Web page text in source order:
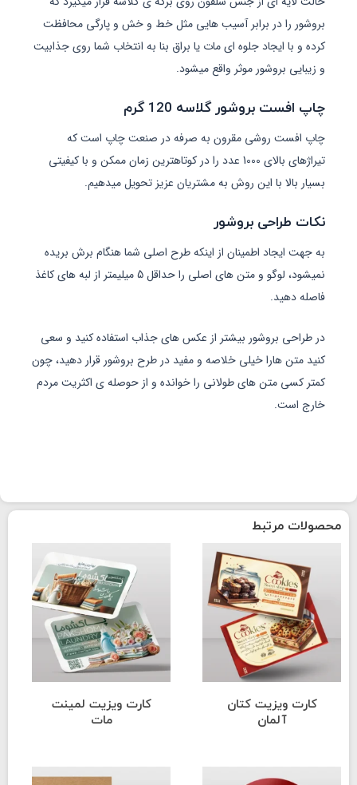
بروشور را در برابر آسیب هایی مثل خط و خش و پارگی محافظت
کرده و با ایجاد جلوه ای مات یا براق بنا به انتخاب شما روی جذابیت
و زیبایی بروشور موثر واقع میشود.
چاپ افست بروشور گلاسه 120 گرم
چاپ افست روشی مقرون به صرفه در صنعت چاپ است که
تیراژهای بالای 1000 عدد را در کوتاهترین زمان ممکن و با کیفیتی
بسیار بالا با این روش به مشتریان عزیز تحویل میدهیم.
نکات طراحی بروشور
به جهت ایجاد اطمینان از اینکه طرح اصلی شما هنگام برش بریده
نمیشود، لوگو و متن های اصلی را حداقل 5 میلیمتر از لبه های کاغذ
فاصله دهید.
در طراحی بروشور بیشتر از عکس های جذاب استفاده کنید و سعی
کنید متن هارا خیلی خلاصه و مفید در طرح بروشور قرار دهید، چون
کمتر کسی متن های طولانی را خوانده و از حوصله ی اکثریت مردم
خارج است.
محصولات مرتبط
کارت ویزیت کتان
آلمان
کارت ویزیت لمینت
مات